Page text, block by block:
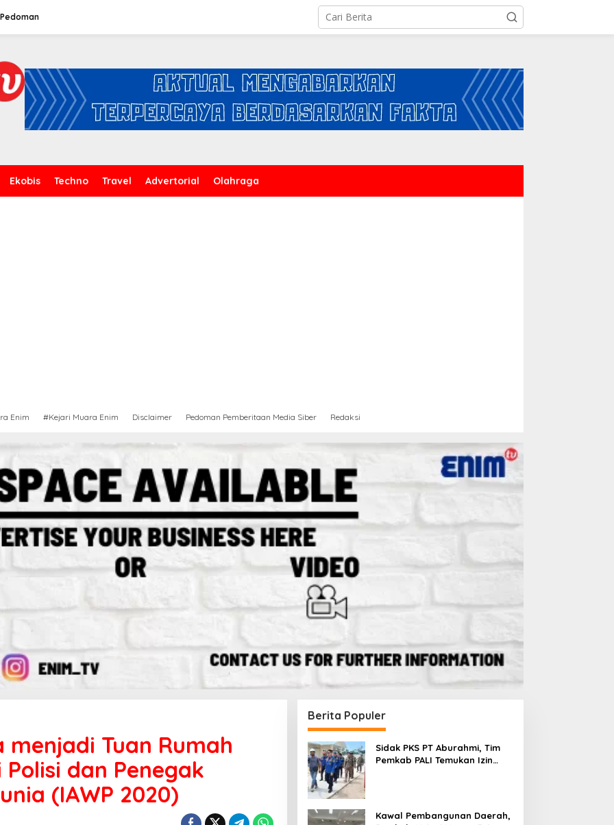
Pedoman
Ekobis Techno Travel Advertorial Olahraga
Enim #Kejari Muara Enim Disclaimer Pedoman Pemberitaan Media Siber Redaksi
menjadi Tuan Rumah
dan Penegak
(IAWP 2020)
Berita Populer
Sidak PKS PT Aburahmi, Tim
Pemkab PALI Temukan Izin
Kawal Pembangunan Daerah,